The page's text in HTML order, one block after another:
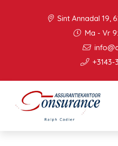
Sint Annadal 19,
Ma - Vr
+3143-